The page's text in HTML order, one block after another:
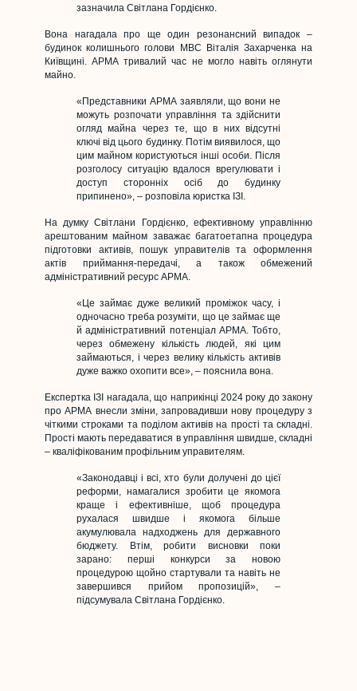
зазначила Світлана Гордієнко.
Вона нагадала про ще один резонансний випадок –
будинок колишнього голови МВС Віталія Захарченка на
Київщині. АРМА тривалий час не могло навіть оглянути
майно.
«Представники АРМА заявляли, що вони не
можуть розпочати управління та здійснити
огляд майна через те, що в них відсутні
ключі від цього будинку. Потім виявилося, що
цим майном користуються інші особи. Після
розголосу ситуацію вдалося врегулювати і
доступ сторонніх осіб до будинку
припинено», – розповіла юристка ІЗІ.
На думку Світлани Гордієнко, ефективному управлінню
арештованим майном заважає багатоетапна процедура
підготовки активів, пошук управителів та оформлення
актів приймання-передачі, а також обмежений
адміністративний ресурс АРМА.
«Це займає дуже великий проміжок часу, і
одночасно треба розуміти, що це займає ще
й адміністративний потенціал АРМА. Тобто,
через обмежену кількість людей, які цим
займаються, і через велику кількість активів
дуже важко охопити все», – пояснила вона.
Експертка ІЗІ нагадала, що наприкінці 2024 року до закону
про АРМА внесли зміни, запровадивши нову процедуру з
чіткими строками та поділом активів на прості та складні.
Прості мають передаватися в управління швидше, складні
– кваліфікованим профільним управителям.
«Законодавці і всі, хто були долучені до цієї
реформи, намагалися зробити це якомога
краще і ефективніше, щоб процедура
рухалася швидше і якомога більше
акумулювала надходжень для державного
бюджету. Втім, робити висновки поки
зарано: перші конкурси за новою
процедурою щойно стартували та навіть не
завершився прийом пропозицій», –
підсумувала Світлана Гордієнко.